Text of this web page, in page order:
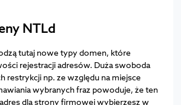
NTLd
tutaj nowe typy domen, które
rejestracji adresów. Duża swoboda
restrykcji np. ze względu na miejsce
wybranych fraz powoduje, że ten
dla strony firmowej wybierzesz w